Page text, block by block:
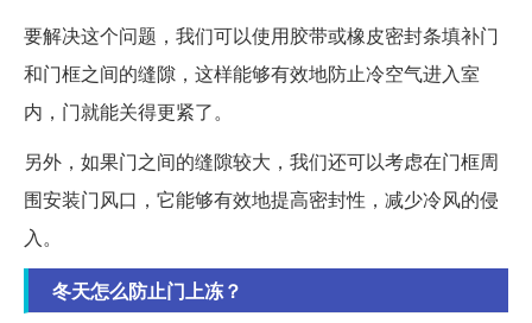
要解决这个问题，我们可以使用胶带或橡皮密封条填补门
和门框之间的缝隙，这样能够有效地防止冷空气进入室
内，门就能关得更紧了。
另外，如果门之间的缝隙较大，我们还可以考虑在门框周
围安装门风口，它能够有效地提高密封性，减少冷风的侵
入。
冬天怎么防止门上冻？